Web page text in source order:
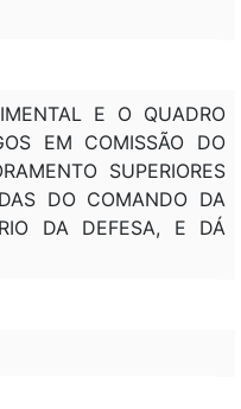
E O QUADRO
EM COMISSÃO DO
SUPERIORES
DO COMANDO DA
DA DEFESA, E DÁ